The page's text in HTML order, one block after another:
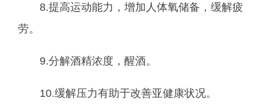
8.提高运动能力，增加人体氧储备，缓解疲
劳。
9.分解酒精浓度，醒酒。
10.缓解压力有助于改善亚健康状况。